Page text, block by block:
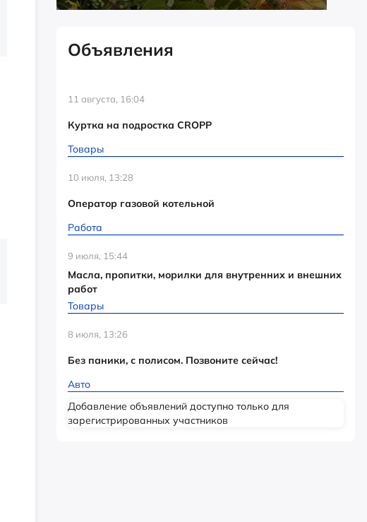
Объявления
11 августа, 16:04
Куртка на подростка CROPP
Товары
10 июля, 13:28
Оператор газовой котельной
Работа
9 июля, 15:44
Масла, пропитки, морилки для внутренних и внешних
работ
Товары
8 июля, 13:26
Без паники, с полисом. Позвоните сейчас!
Авто
Добавление объявлений доступно только для
зарегистрированных участников